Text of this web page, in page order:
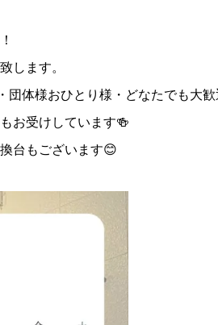
します。
体様おひとり様・どなたでも大歓
お受けしています🍻
台もございます😊